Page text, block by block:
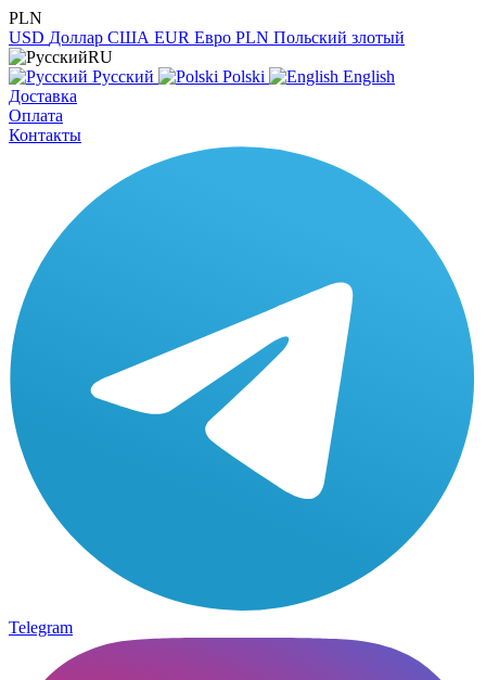
PLN
USD Доллар США EUR Евро PLN Польский злотый
RU
Русский
Polski
English
Доставка
Оплата
Контакты
Telegram